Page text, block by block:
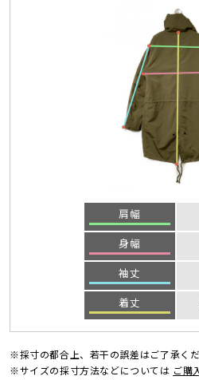
肩幅
身幅
袖丈
着丈
※採寸の都合上、若干の誤差はご了承くだ
※サイズの採寸方法などについては ご購